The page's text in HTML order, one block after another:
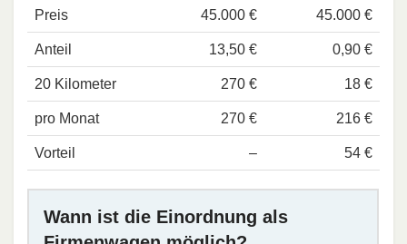
Preis 45.000 € 45.000 €
Anteil 13,50 € 0,90 €
20 Kilometer 270 € 18 €
pro Monat 270 € 216 €
Vorteil – 54 €
Wann ist die Einordnung als